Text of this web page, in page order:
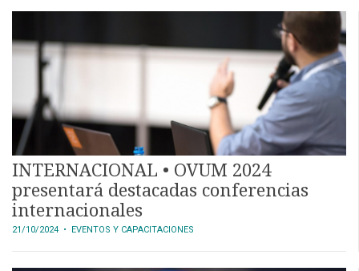
INTERNACIONAL • OVUM 2024
presentará destacadas conferencias
internacionales
21/10/2024 • EVENTOS Y CAPACITACIONES